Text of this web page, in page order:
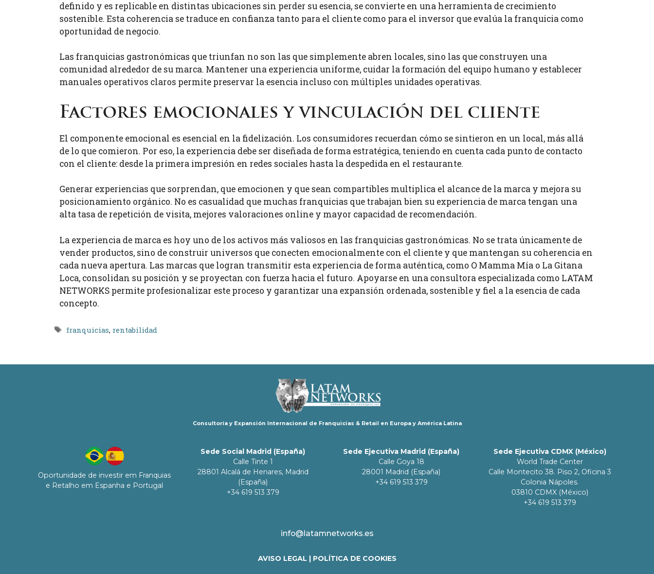
definido y es replicable en distintas ubicaciones sin perder su esencia, se convierte en una herramienta de crecimiento
sostenible. Esta coherencia se traduce en confianza tanto para el cliente como para el inversor que evalúa la franquicia como
oportunidad de negocio.
Las franquicias gastronómicas que triunfan no son las que simplemente abren locales, sino las que construyen una
comunidad alrededor de su marca. Mantener una experiencia uniforme, cuidar la formación del equipo humano y establecer
manuales operativos claros permite preservar la esencia incluso con múltiples unidades operativas.
Factores emocionales y vinculación del cliente
El componente emocional es esencial en la fidelización. Los consumidores recuerdan cómo se sintieron en un local, más allá
de lo que comieron. Por eso, la experiencia debe ser diseñada de forma estratégica, teniendo en cuenta cada punto de contacto
con el cliente: desde la primera impresión en redes sociales hasta la despedida en el restaurante.
Generar experiencias que sorprendan, que emocionen y que sean compartibles multiplica el alcance de la marca y mejora su
posicionamiento orgánico. No es casualidad que muchas franquicias que trabajan bien su experiencia de marca tengan una
alta tasa de repetición de visita, mejores valoraciones online y mayor capacidad de recomendación.
La experiencia de marca es hoy uno de los activos más valiosos en las franquicias gastronómicas. No se trata únicamente de
vender productos, sino de construir universos que conecten emocionalmente con el cliente y que mantengan su coherencia en
cada nueva apertura. Las marcas que logran transmitir esta experiencia de forma auténtica, como O Mamma Mía o La Gitana
Loca, consolidan su posición y se proyectan con fuerza hacia el futuro. Apoyarse en una consultora especializada como LATAM
NETWORKS permite profesionalizar este proceso y garantizar una expansión ordenada, sostenible y fiel a la esencia de cada
concepto.
Etiquetas
franquicias, rentabilidad
Consultoría y Expansión Internacional de Franquicias & Retail en Europa y América Latina
Oportunidade de investir em Franquias
e Retalho em Espanha e Portugal
Sede Social Madrid (España)
Calle Tinte 1
28801 Alcalá de Henares, Madrid
(España)
+34 619 513 379
Sede Ejecutiva Madrid (España)
Calle Goya 18
28001 Madrid (España)
+34 619 513 379
Sede Ejecutiva CDMX (México)
World Trade Center
Calle Montecito 38. Piso 2, Oficina 3
Colonia Nápoles.
03810 CDMX (México)
+34 619 513 379
info@latamnetworks.es
AVISO LEGAL | POLÍTICA DE COOKIES